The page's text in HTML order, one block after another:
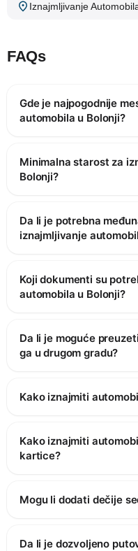
Iznajmljivanje
FAQs
Gde je najpogodnije
automobila u Bolonji?
Minimalna starost za
Bolonji?
Da li je potrebna
iznajmljivanje
Koji dokumenti su
automobila u Bolonji?
Da li je moguće
ga u drugom gradu?
Kako iznajmiti
Kako iznajmiti
kartice?
Mogu li dodati dečije
Da li je dozvoljeno